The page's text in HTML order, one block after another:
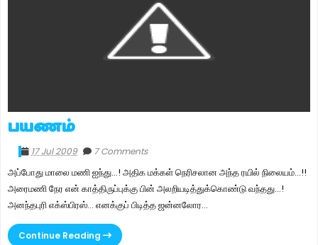
பயணம்
17 Jul 2009 7 Comments
அப்போது மாலை மணி ஐந்து...! அதிக மக்கள் நெரிசலான அந்த ரயில் நிலையம்...!!
அரைமணி நேர என் காத்திருப்புக்கு பின் அலறியடித்துக்கொண்டு வந்தது...!
அனந்தபுரி எக்ஸ்பிரஸ்... எனக்குப் பிடித்த ஜன்னலோர...
Continue Reading